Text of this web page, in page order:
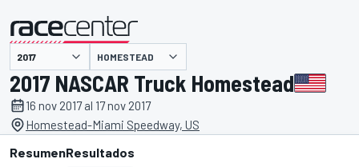
presentado por HOMESTEAD
2017 NASCAR Truck Homestead
16 nov 2017 al 17 nov 2017
Homestead-Miami Speedway, US
ResumenResultados